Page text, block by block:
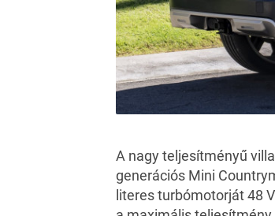
A nagy teljesítményű
generációs Mini
literes turbómotorját 48